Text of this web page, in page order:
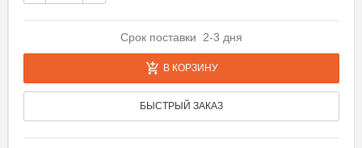
Срок поставки 2-3 дня
В КОРЗИНУ
БЫСТРЫЙ ЗАКАЗ